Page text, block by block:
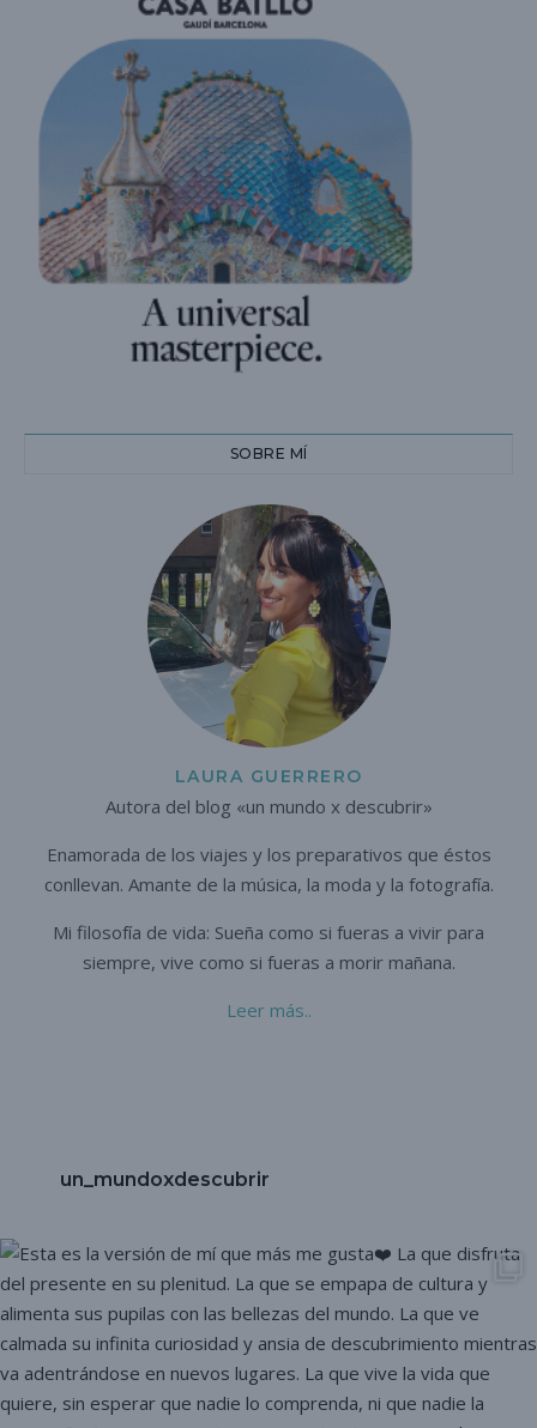
SOBRE MÍ
LAURA GUERRERO
Autora del blog «un mundo x descubrir»
Enamorada de los viajes y los preparativos que éstos
conllevan. Amante de la música, la moda y la fotografía.
Mi filosofía de vida: Sueña como si fueras a vivir para
siempre, vive como si fueras a morir mañana.
Leer más..
un_mundoxdescubrir